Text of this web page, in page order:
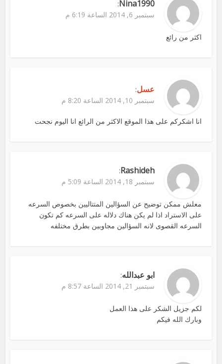
Nina1990
:
سبتمبر 6, 2014 الساعة 6:19 م
اكثر من رائع
عسل:
سبتمبر 10, 2014 الساعة 8:20 م
انا اشكركم على هذا الموقع الاكثر من الرائع انا اليوم نجحت
Rashideh
:
سبتمبر 18, 2014 الساعة 5:09 م
معلش ممكن توضيح عن السؤالين المتتاليين بخصوص السرعه
على الاستراد اذا لم يكن هناك دلاله على السرعه كم تكون
السرعه القصوى لانه السؤالين مجاوبين بطرق مختلفه
ابو عبدالله:
سبتمبر 21, 2014 الساعة 8:57 م
لكم جزيل الشكر على هذا العمل
وبارك الله فيكم